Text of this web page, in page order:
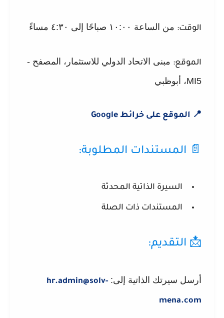
الوقت: من الساعة ١٠:٠٠ صباحًا إلى ٤:٣٠ مساءً
الموقع: مبنى الاتحاد الدولي للاستثمار، المصفح -
MI5، أبوظبي
📍 الموقع على خرائط Google
📄 المستندات المطلوبة:
السيرة الذاتية المحدثة
المستندات ذات الصلة
📩 التقديم:
أرسل سيرتك الذاتية إلى:hr.admin@solv-
mena.com